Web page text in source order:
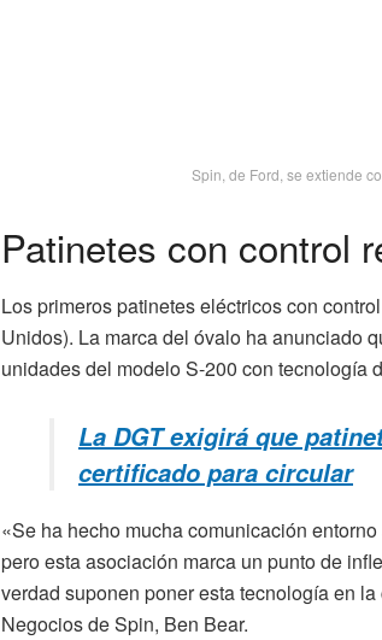
Spin, de Ford, se extiende
Patinetes con control
Los primeros patinetes eléctricos con
Unidos). La marca del óvalo ha anunciado
unidades del modelo S-200 con tecnología
La DGT exigirá que
certificado para circular
«Se ha hecho mucha comunicación
pero esta asociación marca un punto de
verdad suponen poner esta tecnología en
Negocios de Spin, Ben Bear.